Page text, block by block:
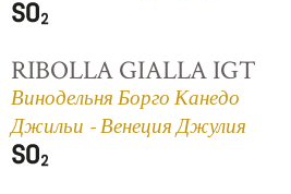
RIBOLLA GIALLA IGT
Винодельня Борго Канедо
Джильи - Венеция Джулия